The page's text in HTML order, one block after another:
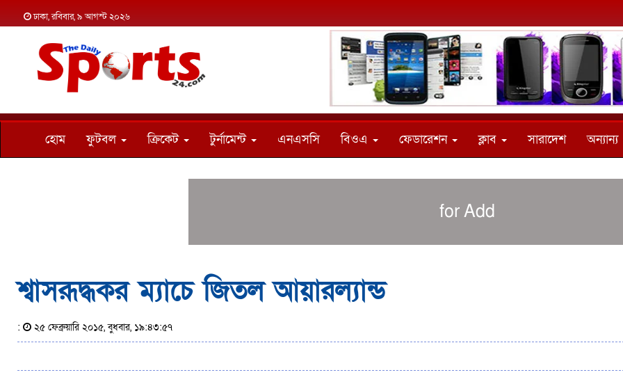
ঢাকা, রবিবার, ৯ আগস্ট ২০২৬
হোম ফুটবল ক্রিকেট টুর্নামেন্ট এনএসসি বিওএ ফেডারেশন ক্লাব সারাদেশ অন্যান্য
for Add
শ্বাসরূদ্ধকর ম্যাচে জিতল আয়ারল্যান্ড
: ২৫ ফেব্রুয়ারি ২০১৫, বুধবার, ১৯:৪৩:৫৭